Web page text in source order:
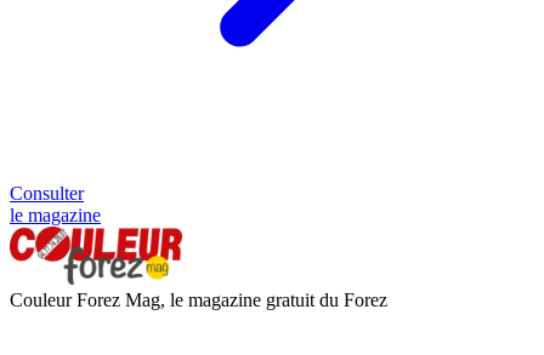
Consulter
le magazine
Couleur Forez Mag, le magazine gratuit du Forez